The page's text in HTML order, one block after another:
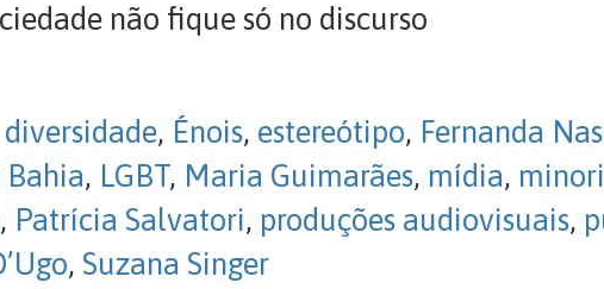
não fique só no discurso
diversidade, Énois, estereótipo, Fernanda
, LGBT, Maria Guimarães, mídia,
, Patrícia Salvatori, produções audiovisuais,
, Suzana Singer